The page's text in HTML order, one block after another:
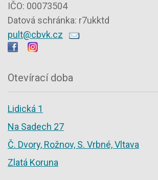
IČO: 00073504
Datová schránka: r7ukktd
pult@cbvk.cz
Otevírací doba
Lidická 1
Na Sadech 27
Č. Dvory, Rožnov, S. Vrbné, Vltava
Zlatá Koruna